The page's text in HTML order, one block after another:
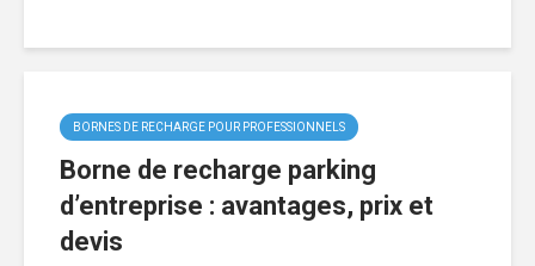
BORNES DE RECHARGE POUR PROFESSIONNELS
Borne de recharge parking
d’entreprise : avantages, prix et
devis